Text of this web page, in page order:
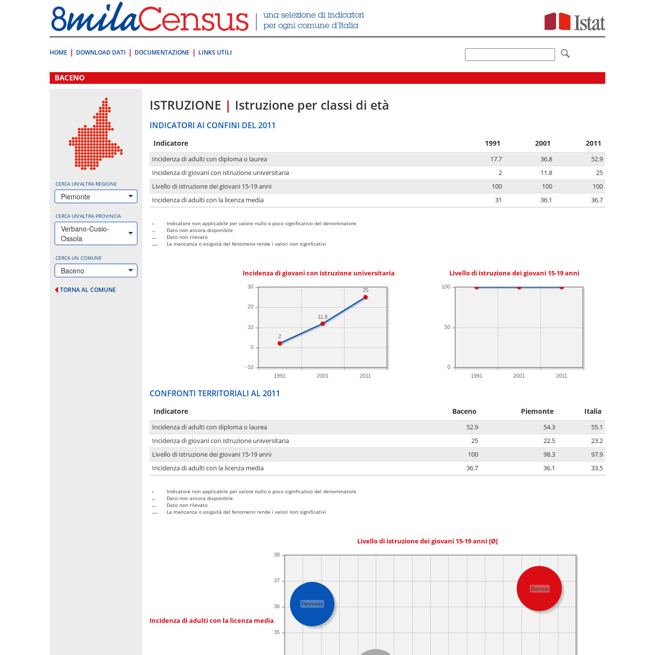
direttamente
a:
Contenuto
HOME DOWNLOAD DATI DOCUMENTAZIONE LINKS UTILI
.
BACENO
CERCA UN'ALTRA REGIONE
Piemonte
CERCA UN'ALTRA PROVINCIA
Verbano-Cusio-
Ossola
CERCA UN COMUNE
Baceno
TORNA AL COMUNE
ISTRUZIONE | Istruzione per classi di età
INDICATORI AI CONFINI DEL 2011
Indicatore 1991 2001 2011
Incidenza di adulti con diploma o laurea 17.7 36.8
52.9
Incidenza di giovani con istruzione universitaria
2 11.8
25
Livello di istruzione dei giovani 15-19 anni
100 100
100
Incidenza di adulti con la licenza media
31 36.1 36.7
-
Indicatore non applicabile per valore nullo o poco significativo del denominatore
..
Dato non ancora disponibile
...
Dato non rilevato
....
La mancanza o esiguità del fenomeno rende i valori non significativi
Incidenza di giovani con istruzione universitaria
1991 2001 2011
-10
0
10
20
30
25
11.8
2
Livello di istruzione dei giovani 15-19 anni
1991 2001 2011
0
50
100
CONFRONTI TERRITORIALI AL 2011
Indicatore Baceno Piemonte Italia
Incidenza di adulti con diploma o laurea 52.9 54.3
55.1
Incidenza di giovani con istruzione universitaria
25 22.5
23.2
Livello di istruzione dei giovani 15-19 anni
100 98.3
97.9
Incidenza di adulti con la licenza media
36.7 36.1 33.5
-
Indicatore non applicabile per valore nullo o poco significativo del denominatore
..
Dato non ancora disponibile
...
Dato non rilevato
....
La mancanza o esiguità del fenomeno rende i valori non significativi
Livello di istruzione dei giovani 15-19 anni [Ø]
Incidenza di adulti con la licenza media
35
36
37
38
Baceno
Piemonte